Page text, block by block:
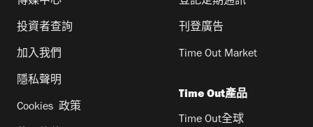
投資者查詢
加入我們
隱私聲明
Cookies 政策
刊登廣告
Time Out Market
Time Out產品
Time Out全球